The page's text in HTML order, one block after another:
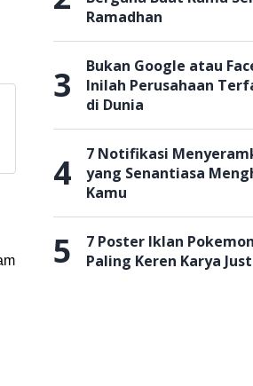
Ramadhan
3
Bukan Google atau
Inilah Perusahaan
di Dunia
4
7 Notifikasi
yang Senantiasa
Kamu
5
7 Poster Iklan
Paling Keren Karya